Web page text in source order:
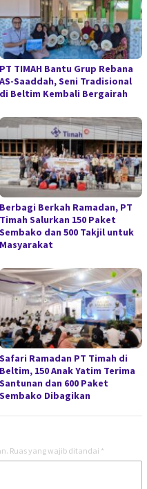
PT TIMAH Bantu Grup Rebana
AS-Saaddah, Seni Tradisional
di Beltim Kembali Bergairah
Berbagi Berkah Ramadan, PT
Timah Salurkan 150 Paket
Sembako dan 500 Takjil untuk
Masyarakat
Safari Ramadan PT Timah di
Beltim, 150 Anak Yatim Terima
Santunan dan 600 Paket
Sembako Dibagikan
Ruas yang wajib ditandai *